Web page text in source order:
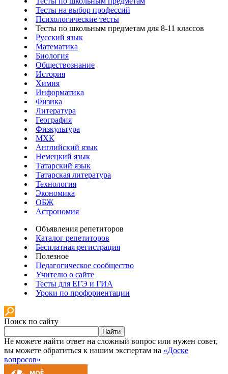
Тесты на выбор профессий
Психологические тесты
Тесты по школьным предметам для 8-11 классов
Русский язык
Математика
Биология
Обществознание
История
Химия
Информатика
Физика
Литература
География
Физкультура
МХК
Английский язык
Немецкий язык
Татарский язык
Татарская литература
Технология
Экономика
ОБЖ
Астрономия
Объявления репетиторов
Каталог репетиторов
Бесплатная регистрация
Полезное
Педагогическое сообщество
Учителю о сайте
Тесты для ЕГЭ и ГИА
Уроки по профориентации
Поиск по сайту
Найти
Не можете найти ответ на сложный вопрос или нужен совет,
вы можете обратиться к нашим экспертам на «Доске
вопросов»